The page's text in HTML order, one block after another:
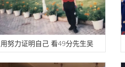
用努力证明自己 看49分先生吴
前的篮球旅